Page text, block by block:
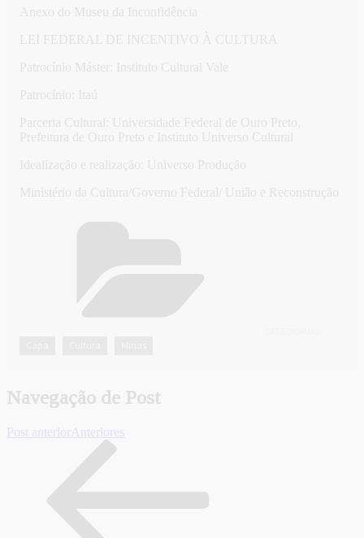
Anexo do Museu da Inconfidência
LEI FEDERAL DE INCENTIVO À CULTURA
Patrocínio Máster: Instituto Cultural Vale
Patrocínio: Itaú
Parceria Cultural: Universidade Federal de Ouro Preto,
Prefeitura de Ouro Preto e Instituto Universo Cultural
Idealização e realização: Universo Produção
Ministério da Cultura/Governo Federal/ União e Reconstrução
Navegação de Post
Post anterior Anteriores